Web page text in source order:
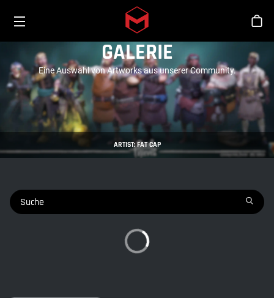
Skip to main content
GALERIE
Eine Auswahl von Artworks aus unserer Community.
ARTIST: FAT CAP
search